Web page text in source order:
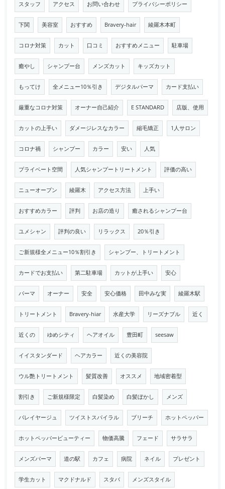
スタッフ アクセス お問い合わせ プライバシーポリシー
下関 美容室 おすすめ Bravery-hair 綾羅木本町
コロナ対策 カット 口コミ おすすめメニュー 駐車場
癒やし シャンプー台 メンズカット キッズカット
もってけ 全メニュー10％引き デジタルパーマ カード支払い
厳重なコロナ対策 オーナー自己紹介 E STANDARD 店版、使用
カットの上手い ダメージレスなカラー 縮毛矯正 1人サロン
コロナ禍 シャンプー カラー 安い 人気
プライベート空間 人気シャンプートリートメント 評価の高い
ニューオープン 綾羅木 アクセス方法 上手い
おすすめカラー 評判 お店の造り 癒されるシャンプー台
ユメシャン 評判の良い リラックス 20％引き
ご新規様全メニュー10％割引き シャンプー、トリートメント
カードでお支払い 第二駐車場 カットが上手い 安心
パーマ オーナー 安全 安心価格 田中みな実 綾羅木駅
トリートメント Bravery-hiar 水産大学 リーズナブル 近く
近くの ゆめシティ ヘアオイル 豊田町 seesaw
イイスタンダード ヘアカラー 近くの美容院
ウル艶トリートメント 髪質改善 オススメ 地域密着型
割引き ご新規様限定 白髪染め 白髪ぼかし メンズ
バレイヤージュ ツイストスパイラル ブリーチ ホットペッパー
ホットペッパービューティー 物価高騰 フェード サラサラ
メンズパーマ 道の駅 カフェ 病院 ネイル プレゼント
学生カット マクドナルド スタバ メンズスタイル